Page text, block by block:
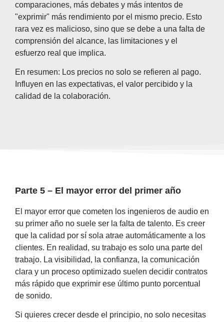
comparaciones, más debates y más intentos de
"exprimir" más rendimiento por el mismo precio. Esto
rara vez es malicioso, sino que se debe a una falta de
comprensión del alcance, las limitaciones y el
esfuerzo real que implica.
En resumen: Los precios no solo se refieren al pago.
Influyen en las expectativas, el valor percibido y la
calidad de la colaboración.
Parte 5 – El mayor error del primer año
El mayor error que cometen los ingenieros de audio en
su primer año no suele ser la falta de talento. Es creer
que la calidad por sí sola atrae automáticamente a los
clientes. En realidad, su trabajo es solo una parte del
trabajo. La visibilidad, la confianza, la comunicación
clara y un proceso optimizado suelen decidir contratos
más rápido que exprimir ese último punto porcentual
de sonido.
Si quieres crecer desde el principio, no solo necesitas